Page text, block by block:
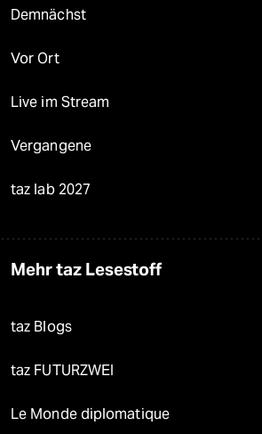
Demnächst
Vor Ort
Live im Stream
Vergangene
taz lab 2027
Mehr taz Lesestoff
taz Blogs
taz FUTURZWEI
Le Monde diplomatique